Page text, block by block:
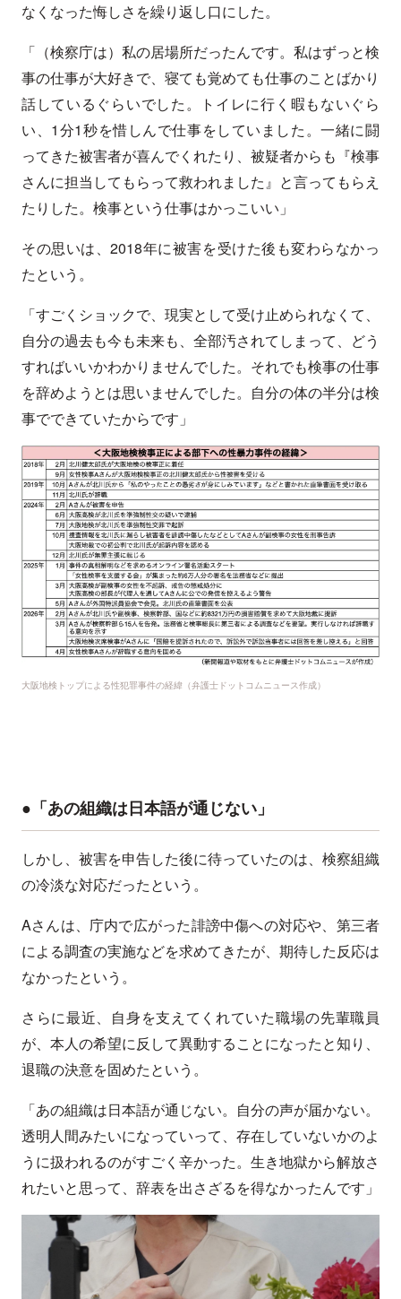
なくなった悔しさを繰り返し口にした。
「（検察庁は）私の居場所だったんです。私はずっと検
事の仕事が大好きで、寝ても覚めても仕事のことばかり
話しているぐらいでした。トイレに行く暇もないぐら
い、1分1秒を惜しんで仕事をしていました。一緒に闘
ってきた被害者が喜んでくれたり、被疑者からも『検事
さんに担当してもらって救われました』と言ってもらえ
たりした。検事という仕事はかっこいい」
その思いは、2018年に被害を受けた後も変わらなかっ
たという。
「すごくショックで、現実として受け止められなくて、
自分の過去も今も未来も、全部汚されてしまって、どう
すればいいかわかりませんでした。それでも検事の仕事
を辞めようとは思いませんでした。自分の体の半分は検
事でできていたからです」
大阪地検トップによる性犯罪事件の経緯（弁護士ドットコムニュース作成）
●「あの組織は日本語が通じない」
しかし、被害を申告した後に待っていたのは、検察組織
の冷淡な対応だったという。
Aさんは、庁内で広がった誹謗中傷への対応や、第三者
による調査の実施などを求めてきたが、期待した反応は
なかったという。
さらに最近、自身を支えてくれていた職場の先輩職員
が、本人の希望に反して異動することになったと知り、
退職の決意を固めたという。
「あの組織は日本語が通じない。自分の声が届かない。
透明人間みたいになっていって、存在していないかのよ
うに扱われるのがすごく辛かった。生き地獄から解放さ
れたいと思って、辞表を出さざるを得なかったんです」